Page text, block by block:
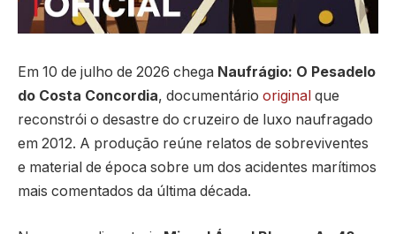
Em 10 de julho de 2026 chega Naufrágio: O Pesadelo
do Costa Concordia, documentário original que
reconstrói o desastre do cruzeiro de luxo naufragado
em 2012. A produção reúne relatos de sobreviventes
e material de época sobre um dos acidentes marítimos
mais comentados da última década.